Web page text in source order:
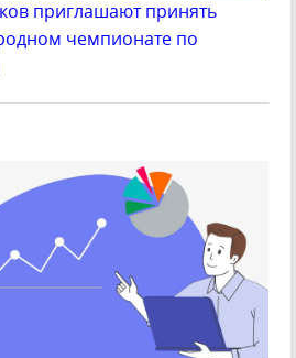
приглашают принять
чемпионате по